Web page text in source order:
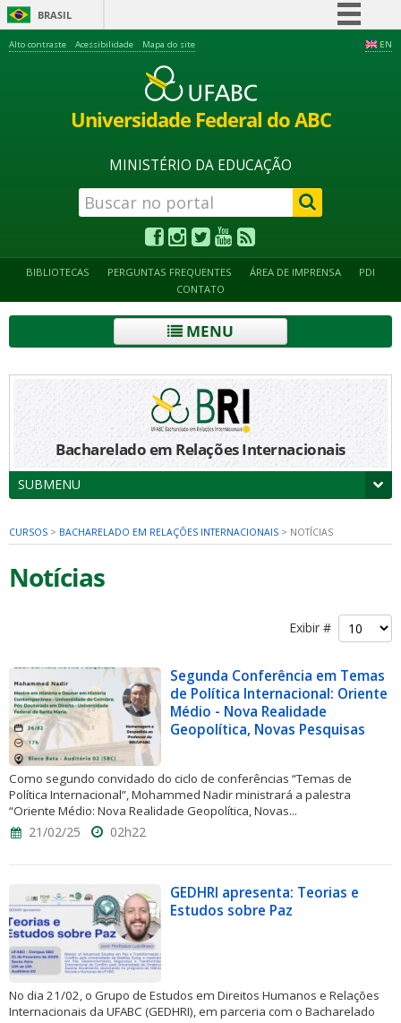
BRASIL
Acesso à informação
Legislação
Canais
EN
Alto contraste Acessibilidade Mapa do site
Universidade Federal do ABC
MINISTÉRIO DA EDUCAÇÃO
BIBLIOTECAS PERGUNTAS FREQUENTES ÁREA DE IMPRENSA
PDI
CONTATO
MENU
Bacharelado em Relações Internacionais
SUBMENU
CURSOS > BACHARELADO EM RELAÇÕES INTERNACIONAIS > NOTÍCIAS
Notícias
Exibir #
Segunda Conferência em Temas
de Política Internacional: Oriente
Médio - Nova Realidade
Geopolítica, Novas Pesquisas
Como segundo convidado do ciclo de conferências “Temas de
Política Internacional”, Mohammed Nadir ministrará a palestra
“Oriente Médio: Nova Realidade Geopolítica, Novas...
21/02/25 02h22
GEDHRI apresenta: Teorias e
Estudos sobre Paz
No dia 21/02, o Grupo de Estudos em Direitos Humanos e Relações
Internacionais da UFABC (GEDHRI), em parceria com o Bacharelado